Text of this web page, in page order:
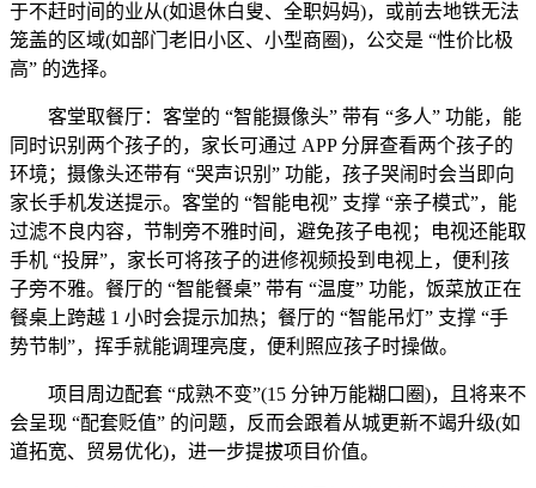
于不赶时间的业从(如退休白叟、全职妈妈)，或前去地铁无法
笼盖的区域(如部门老旧小区、小型商圈)，公交是 “性价比极
高” 的选择。
客堂取餐厅：客堂的 “智能摄像头” 带有 “多人” 功能，能
同时识别两个孩子的，家长可通过 APP 分屏查看两个孩子的
环境；摄像头还带有 “哭声识别” 功能，孩子哭闹时会当即向
家长手机发送提示。客堂的 “智能电视” 支撑 “亲子模式”，能
过滤不良内容，节制旁不雅时间，避免孩子电视；电视还能取
手机 “投屏”，家长可将孩子的进修视频投到电视上，便利孩
子旁不雅。餐厅的 “智能餐桌” 带有 “温度” 功能，饭菜放正在
餐桌上跨越 1 小时会提示加热；餐厅的 “智能吊灯” 支撑 “手
势节制”，挥手就能调理亮度，便利照应孩子时操做。
项目周边配套 “成熟不变”(15 分钟万能糊口圈)，且将来不
会呈现 “配套贬值” 的问题，反而会跟着从城更新不竭升级(如
道拓宽、贸易优化)，进一步提拔项目价值。